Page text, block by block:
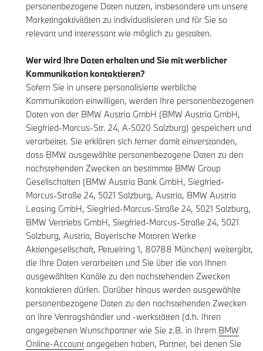
personenbezogene Daten nutzen, insbesondere um unsere
Marketingaktivitäten zu individualisieren und für Sie so
relevant und interessant wie möglich zu gestalten.
Wer wird Ihre Daten erhalten und Sie mit werblicher
Kommunikation kontaktieren?
Sofern Sie in unsere personalisierte werbliche
Kommunikation einwilligen, werden Ihre personenbezogenen
Daten von der BMW Austria GmbH (BMW Austria GmbH,
Siegfried-Marcus-Str. 24, A-5020 Salzburg) gespeichert und
verarbeitet. Sie erklären sich ferner damit einverstanden,
dass BMW ausgewählte personenbezogene Daten zu den
nachstehenden Zwecken an bestimmte BMW Group
Gesellschaften (BMW Austria Bank GmbH, Siegfried-
Marcus-Straße 24, 5021 Salzburg, Austria, BMW Austria
Leasing GmbH, Siegfried-Marcus-Straße 24, 5021 Salzburg,
BMW Vertriebs GmbH, Siegfried-Marcus-Straße 24, 5021
Salzburg, Austria, Bayerische Motoren Werke
Aktiengesellschaft, Petuelring 1, 80788 München) weitergibt,
die Ihre Daten verarbeiten und Sie über die von Ihnen
ausgewählten Kanäle zu den nachstehenden Zwecken
kontaktieren dürfen. Darüber hinaus werden ausgewählte
personenbezogene Daten zu den nachstehenden Zwecken
an Ihre Vertragshändler und -werkstätten (d.h. Ihren
angegebenen Wunschpartner wie Sie z.B. in Ihrem BMW
Online-Accountangegeben haben, Partner, bei denen Sie